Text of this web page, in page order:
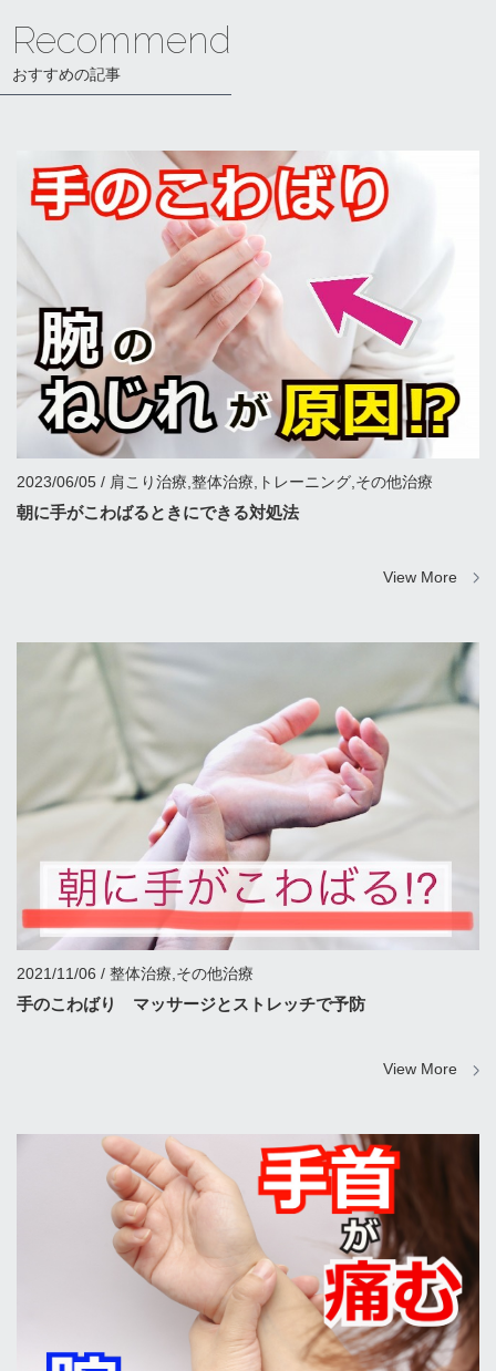
Recommend
おすすめの記事
2023/06/05 / 肩こり治療,整体治療,トレーニング,その他治療
朝に手がこわばるときにできる対処法
View More
2021/11/06 / 整体治療,その他治療
手のこわばり マッサージとストレッチで予防
View More